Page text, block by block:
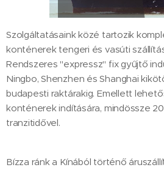
Szolgáltatásaink közé tartozik
konténerek tengeri és vasúti
Rendszeres "expressz" fix gyűjtő
Ningbo, Shenzhen és Shanghai
budapesti raktárakig. Emellett
konténerek indítására, mindössze
tranzitidővel.
Bízza ránk a Kínából történő